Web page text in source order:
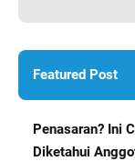
Featured Post
Penasaran? Ini
Diketahui